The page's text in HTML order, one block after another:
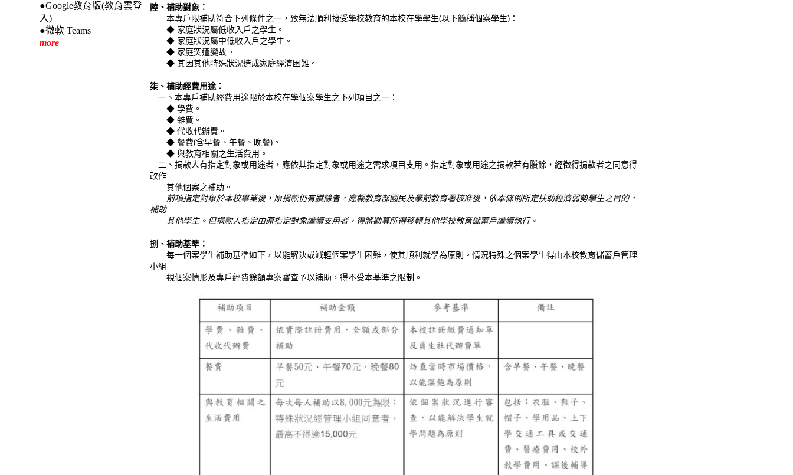
陸、補助對象：
本專戶限補助符合下列條件之一，致無法順利接受學校教育的本校在學學生(以下簡稱個案學生)：
◆ 家庭狀況屬低收入戶之學生。
◆ 家庭狀況屬中低收入戶之學生。
◆ 家庭突遭變故。
◆ 其因其他特殊狀況造成家庭經濟困難。
柒、補助經費用途：
一、本專戶補助經費用途限於本校在學個案學生之下列項目之一：
◆ 學費。
◆ 雜費。
◆ 代收代辦費。
◆ 餐費(含早餐、午餐、晚餐)。
◆ 與教育相關之生活費用。
二、捐款人有指定對象或用途者，應依其指定對象或用途之需求項目支用。指定對象或用途之捐款若有賸餘，經徵得捐款者之同意得
改作
其他個案之補助。
前項指定對象於本校畢業後，原捐款仍有賸餘者，應報教育部國民及學前教育署核准後，依本條例所定扶助經濟弱勢學生之目的，
補助
其他學生。但捐款人指定由原指定對象繼續支用者，得將勸募所得移轉其他學校教育儲蓄戶繼續執行。
捌、補助基準：
每一個案學生補助基準如下，以能解決或減輕個案學生困難，使其順利就學為原則。情況特殊之個案學生得由本校教育儲蓄戶管理
小組
視個案情形及專戶經費餘額專案審查予以補助，得不受本基準之限制。
●Google教育版(教育雲登
入)
●微軟 Teams
more